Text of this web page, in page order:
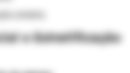
e Estratificação